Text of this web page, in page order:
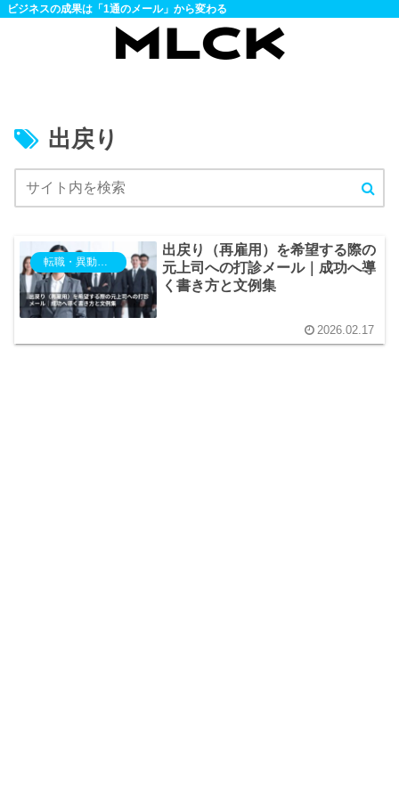
ビジネスの成果は「1通のメール」から変わる
出戻り
転職・異動・退職
出戻り（再雇用）を希望する際の
元上司への打診メール｜成功へ導
く書き方と文例集
2026.02.17